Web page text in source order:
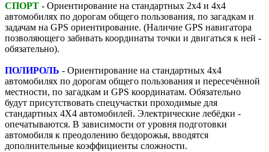
СПОРТ - Ориентирование на стандартных 2х4 и 4х4
автомобилях по дорогам общего пользования, по загадкам и
задачам на GPS ориентирование. (Наличие GPS навигатора
позволяющего забивать координаты точки и двигаться к ней -
обязательно).
ПОЛИРОЛЬ - Ориентирование на стандартных 4х4
автомобилях по дорогам общего пользования и пересечённой
местности, по загадкам и GPS координатам. Обязательно
будут присутствовать спецучастки проходимые для
стандартных 4Х4 автомобилей. Электрические лебёдки -
опечатываются. В зависимости от уровня подготовки
автомобиля к преодолению бездорожья, вводятся
дополнительные коэффициенты сложности.